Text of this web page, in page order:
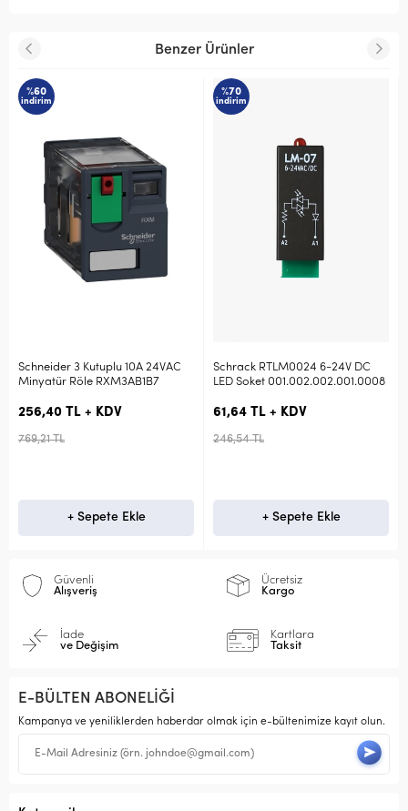
Benzer Ürünler
%60
indirim
Schneider 3 Kutuplu 10A 24VAC
Minyatür Röle RXM3AB1B7
256,40 TL + KDV
769,21 TL
+ Sepete Ekle
%70
indirim
Schrack RTLM0024 6-24V DC
LED Soket 001.002.002.001.0008
61,64 TL + KDV
246,54 TL
+ Sepete Ekle
Güvenli
Alışveriş
Ücretsiz
Kargo
İade
ve Değişim
Kartlara
Taksit
E-BÜLTEN ABONELİĞİ
Kampanya ve yeniliklerden haberdar olmak için e-bültenimize kayıt olun.